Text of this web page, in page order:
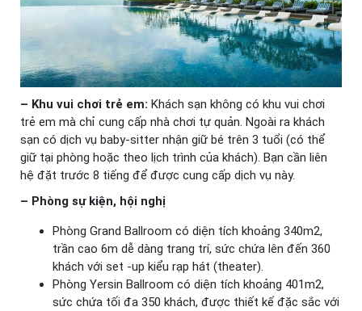
– Khu vui chơi trẻ em: Khách sạn không có khu vui chơi
trẻ em mà chỉ cung cấp nhà chơi tự quản. Ngoài ra khách
sạn có dịch vụ baby-sitter nhận giữ bé trên 3 tuổi (có thể
giữ tại phòng hoặc theo lịch trình của khách). Bạn cần liên
hệ đặt trước 8 tiếng để được cung cấp dịch vụ này.
– Phòng sự kiện, hội nghị
Phòng Grand Ballroom có diện tích khoảng 340m2,
trần cao 6m dễ dàng trang trí, sức chứa lên đến 360
khách với set -up kiểu rạp hát (theater).
Phòng Yersin Ballroom có diện tích khoảng 401m2,
sức chứa tối đa 350 khách, được thiết kế đặc sắc với